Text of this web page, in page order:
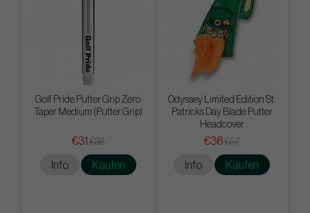
Golf Pride Putter Grip Zero
Taper Medium (Putter Grip)
€31 €38
Info Kaufen
Odyssey Limited Edition St.
Patricks Day Blade Putter
Headcover
€36€57
Info Kaufen